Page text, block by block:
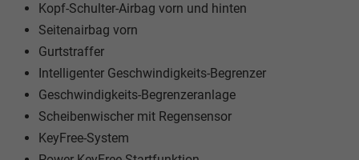
Kopf-Schulter-Airbag vorn und hinten
Seitenairbag vorn
Gurtstraffer
Intelligenter Geschwindigkeits-Begrenzer
Geschwindigkeits-Begrenzeranlage
Scheibenwischer mit Regensensor
KeyFree-System